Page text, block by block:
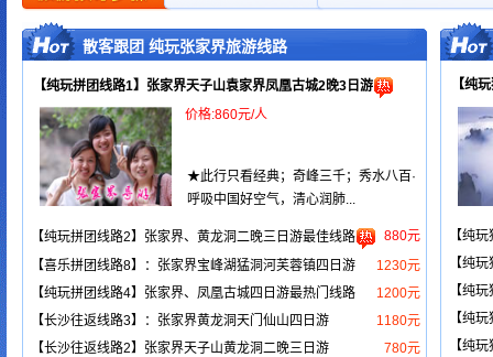
散客跟团 纯玩张家界旅游线路
【纯玩拼团线路1】张家界天子山袁家界凤凰古城2晚3日游
价格:860元/人
★此行只看经典；奇峰三千；秀水八百·
呼吸中国好空气，清心润肺...
880元
【纯玩拼团线路2】张家界、黄龙洞二晚三日游最佳线路
1230元
【喜乐拼团线路8】：张家界宝峰湖猛洞河芙蓉镇四日游
1200元
【纯玩拼团线路4】张家界、凤凰古城四日游最热门线路
1180元
【长沙往返线路3】：张家界黄龙洞天门仙山四日游
780元
【长沙往返线路2】张家界天子山黄龙洞二晚三日游
【纯
【纯
【纯
【纯
【纯
【纯